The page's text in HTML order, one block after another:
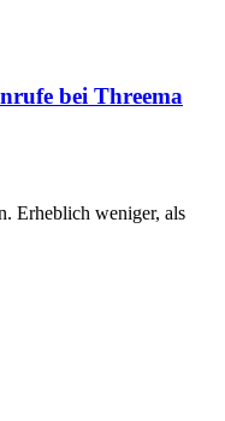
bei Threema
Erheblich weniger, als